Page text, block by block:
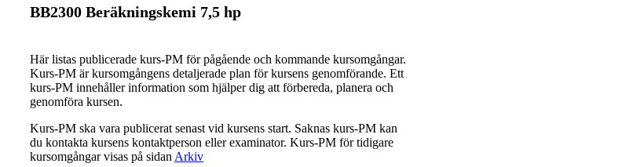
BB2300 Beräkningskemi 7,5 hp
Här listas publicerade kurs-PM för pågående och kommande kursomgångar.
Kurs-PM är kursomgångens detaljerade plan för kursens genomförande. Ett
kurs-PM innehåller information som hjälper dig att förbereda, planera och
genomföra kursen.
Kurs-PM ska vara publicerat senast vid kursens start. Saknas kurs-PM kan
du kontakta kursens kontaktperson eller examinator. Kurs-PM för tidigare
kursomgångar visas på sidan Arkiv